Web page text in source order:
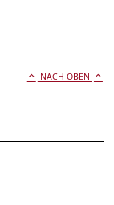
NACH OBEN